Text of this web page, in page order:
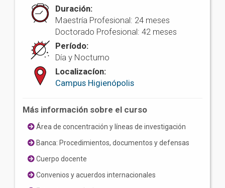
Duración:
Maestría Profesional: 24 meses
Doctorado Profesional: 42 meses
Período:
Día y Nocturno
Localizacíon:
Campus Higienópolis
Más información sobre el curso
Área de concentración y líneas de investigación
Banca: Procedimientos, documentos y defensas
Cuerpo docente
Convenios y acuerdos internacionales